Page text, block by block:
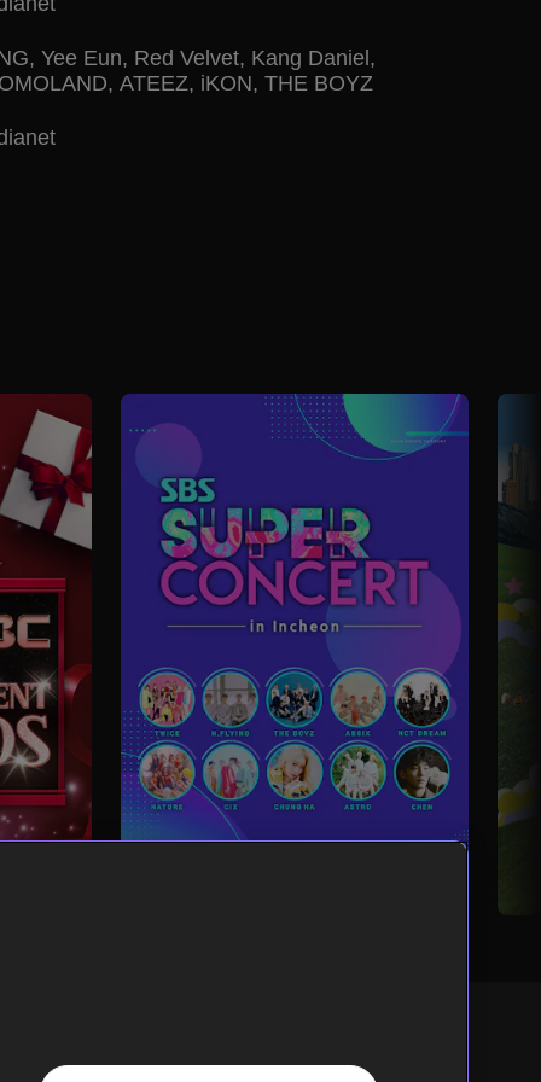
, Yee Eun, Red Velvet, Kang Daniel ,
, ATEEZ, iKON, THE BOYZ